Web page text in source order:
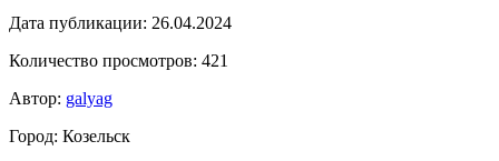
Дата публикации: 26.04.2024
Количество просмотров: 421
Автор: galyag
Город: Козельск